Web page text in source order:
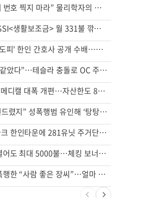
“로또, 이 번호 찍지 마라” 물리학자의 당첨금 높이는 비밀
40만명 SSI<생활보조금> 월 331불 깎이나
'14년째 도피' 한인 간호사 공개 수배…메디케어 사기 유죄
“전쟁터 같았다”…테슬라 충돌로 OC 주택 4채 파손
[포커스] 메디캘 대폭 개편…자산한도 84% 축소
“내 딸 건드렸지” 성폭행범 유인해 ‘탕탕’…아빠의 복수 결말
부에나파크 한인타운에 281유닛 주거단지 들어선다
계좌만 열어도 최대 5000불…체킹 보너스 무한 경쟁
엄마 성폭행한 “사람 좋은 장씨”…얼마 뒤 딸 배도 불러왔다